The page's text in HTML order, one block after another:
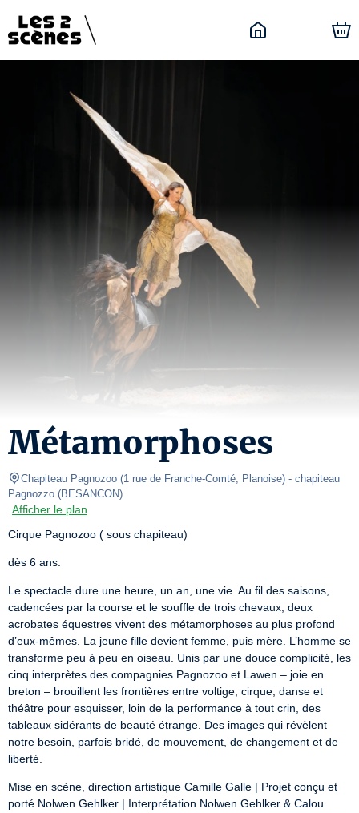
Métamorphoses
Chapiteau Pagnozoo (1 rue de Franche-Comté, Planoise) - chapiteau
Pagnozzo (BESANCON)
Afficher le plan
Cirque Pagnozoo ( sous chapiteau)
dès 6 ans.
Le spectacle dure une heure, un an, une vie. Au fil des saisons,
cadencées par la course et le souffle de trois chevaux, deux
acrobates équestres vivent des métamorphoses au plus profond
d’eux-mêmes. La jeune fille devient femme, puis mère. L’homme se
transforme peu à peu en oiseau. Unis par une douce complicité, les
cinq interprètes des compagnies Pagnozoo et Lawen – joie en
breton – brouillent les frontières entre voltige, cirque, danse et
théâtre pour esquisser, loin de la performance à tout crin, des
tableaux sidérants de beauté étrange. Des images qui révèlent
notre besoin, parfois bridé, de mouvement, de changement et de
liberté.
Mise en scène, direction artistique Camille Galle | Projet conçu et
porté Nolwen Gehlker | Interprétation Nolwen Gehlker & Calou